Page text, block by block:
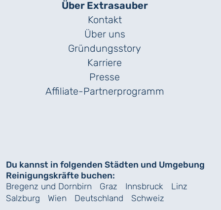
Über Extrasauber
Kontakt
Über uns
Gründungs­story
Karriere
Presse
Affiliate-Partnerprogramm
Du kannst in folgenden Städten und Umgebung
Reinigungskräfte buchen:
Bregenz und Dornbirn
Graz Innsbruck
Linz
Salzburg
Wien Deutschland Schweiz